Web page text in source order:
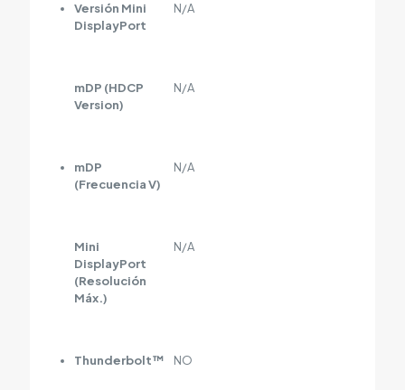
Versión Mini
DisplayPort
N/A
mDP (HDCP
Version)
N/A
mDP
(Frecuencia V)
N/A
Mini
DisplayPort
(Resolución
Máx.)
N/A
Thunderbolt™ NO